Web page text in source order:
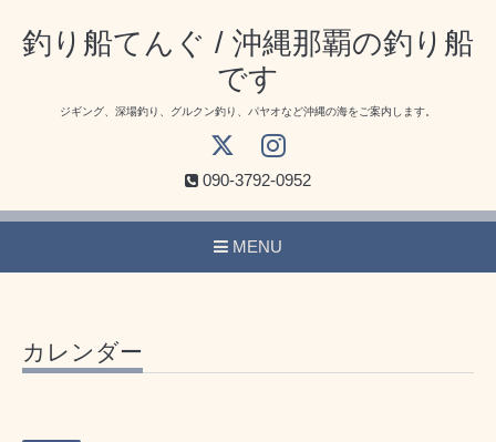
釣り船てんぐ / 沖縄那覇の釣り船
です
ジギング、深場釣り、グルクン釣り、パヤオなど沖縄の海をご案内します。
090-3792-0952
MENU
カレンダー